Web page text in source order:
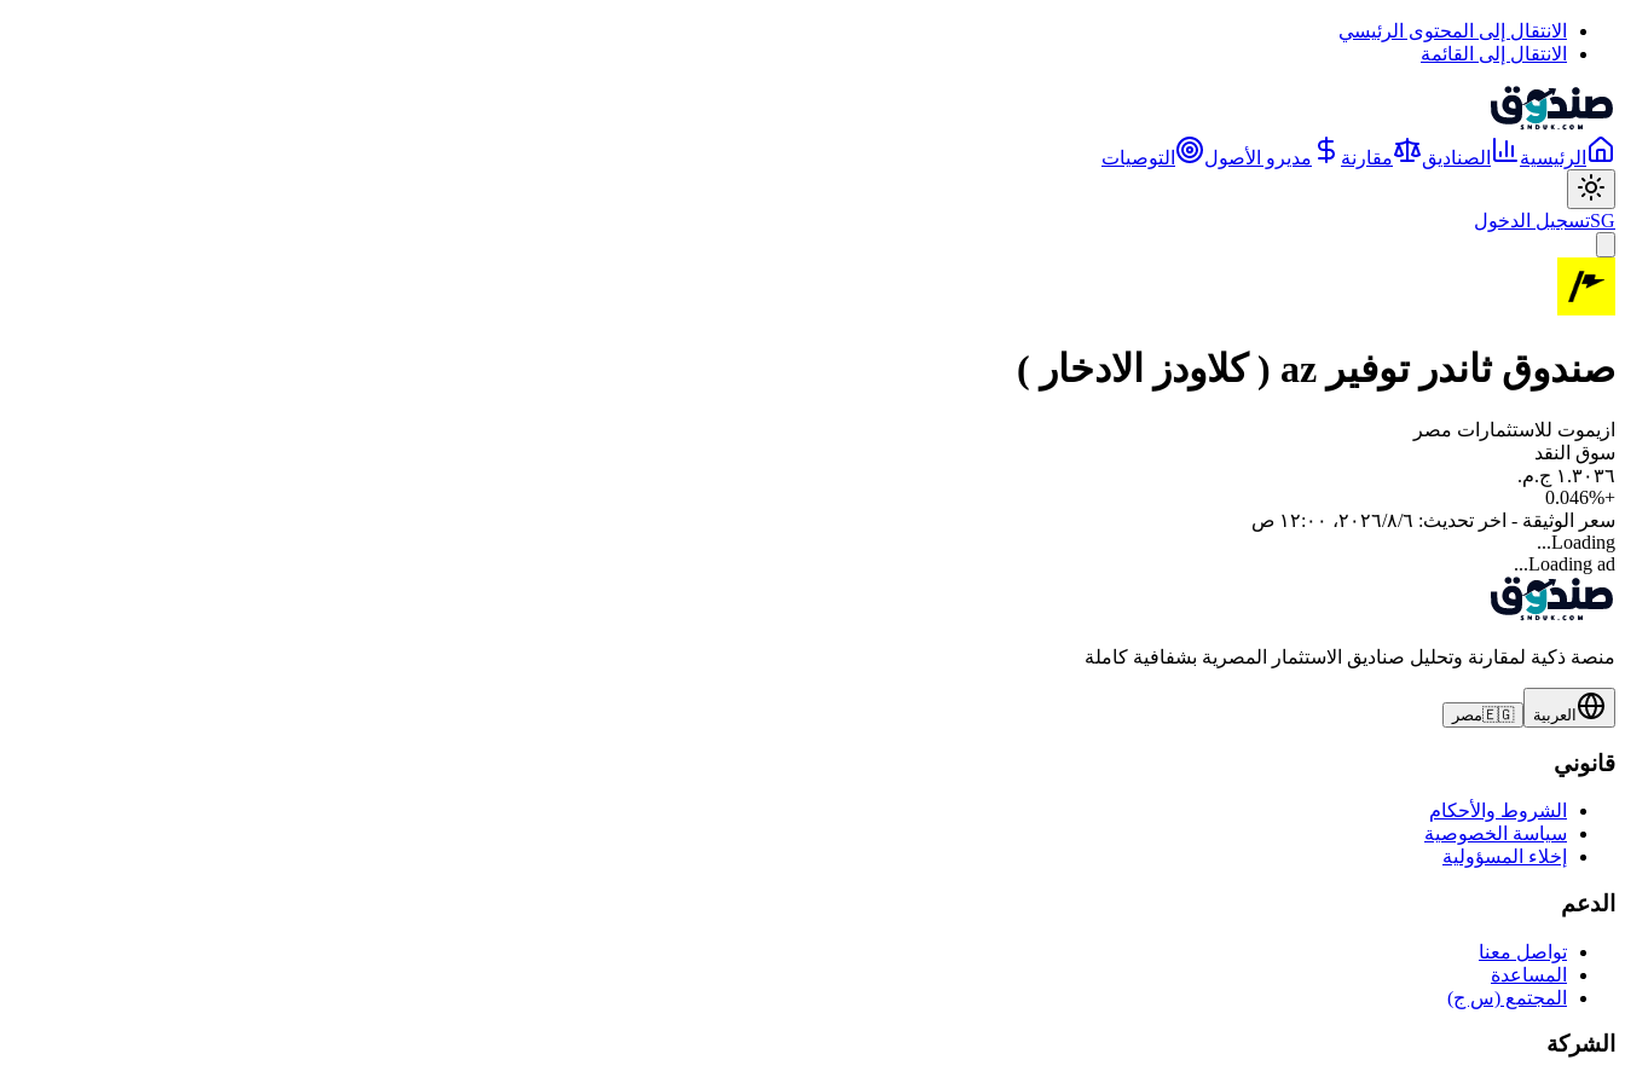
الانتقال إلى المحتوى الرئيسي
الانتقال إلى القائمة
الرئيسية الصناديق مقارنة مديرو الأصول التوصيات
SGتسجيل الدخول
صندوق ثاندر توفير az ( كلاودز الادخار )
ازيموت للاستثمارات مصر
سوق النقد
+
0.046%
سعر الوثيقة - اخر تحديث: ٦‏/٨‏/٢٠٢٦، ١٢:٠٠ ص
Loading...
Loading ad...
منصة ذكية لمقارنة وتحليل صناديق الاستثمار المصرية بشفافية كاملة
العربية 🇪🇬مصر
قانوني
الشروط والأحكام
سياسة الخصوصية
إخلاء المسؤولية
الدعم
تواصل معنا
المساعدة
المجتمع (س ج)
الشركة